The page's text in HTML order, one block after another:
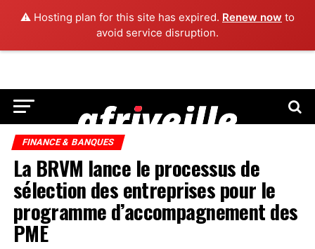
⚠️ Hosting plan for this site has expired. Renew now to
avoid service disruption.
FINANCE & BANQUES
La BRVM lance le processus de
sélection des entreprises pour le
programme d’accompagnement des
PME